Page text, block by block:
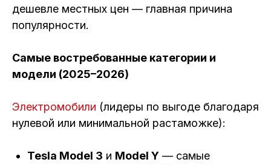
дешевле местных цен — главная причина
популярности.
Самые востребованные категории и
модели (2025–2026)
Электромобили (лидеры по выгоде благодаря
нулевой или минимальной растаможке):
Tesla Model 3 и Model Y — самые